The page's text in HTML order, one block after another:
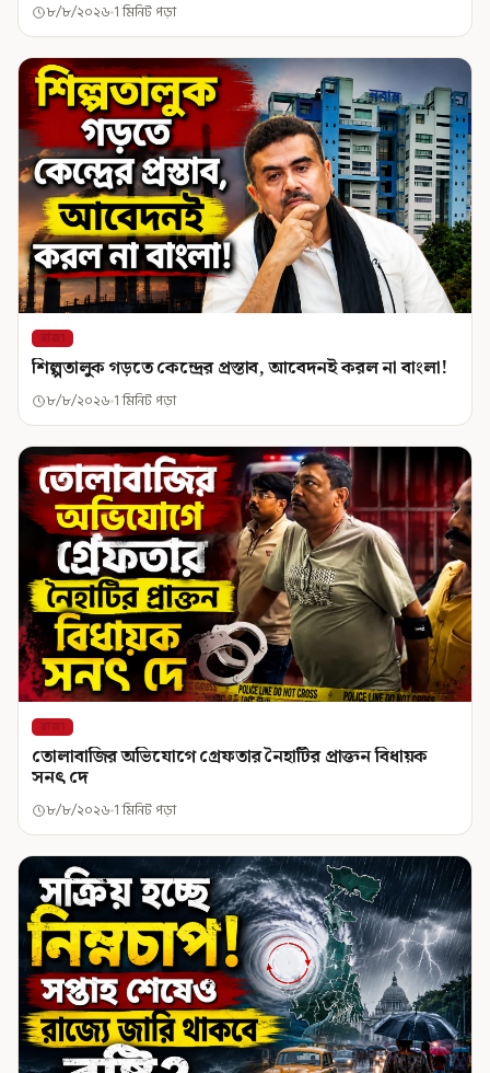
৮/৮/২০২৬ 1 মিনিট পড়া
রাজ্য
শিল্পতালুক গড়তে কেন্দ্রের প্রস্তাব, আবেদনই করল না বাংলা!
৮/৮/২০২৬ 1 মিনিট পড়া
রাজ্য
তোলাবাজির অভিযোগে গ্রেফতার নৈহাটির প্রাক্তন বিধায়ক
সনৎ দে
৮/৮/২০২৬ 1 মিনিট পড়া